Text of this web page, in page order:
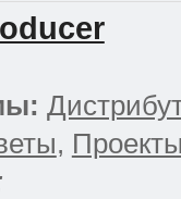
,